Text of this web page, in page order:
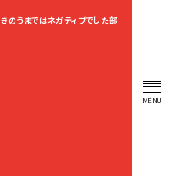
きのうまではネガティブでした部
MENU